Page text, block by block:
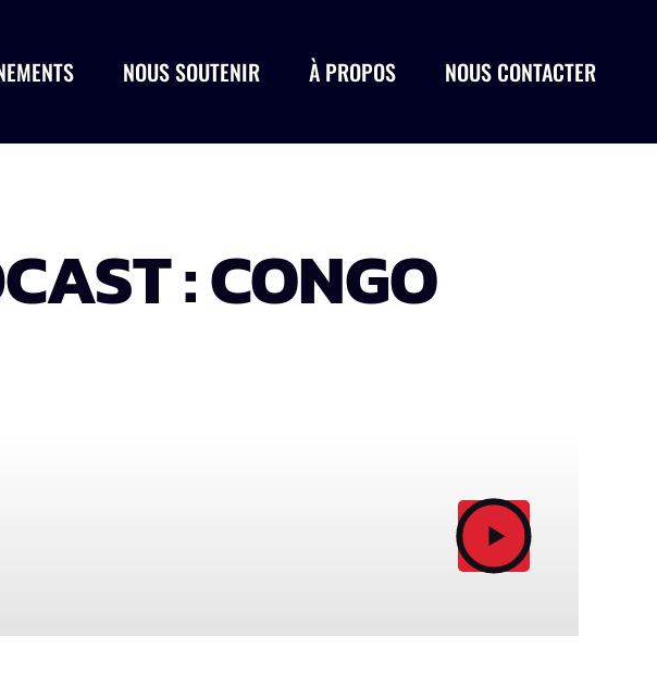
NOUS SOUTENIR À PROPOS NOUS CONTACTER
: CONGO